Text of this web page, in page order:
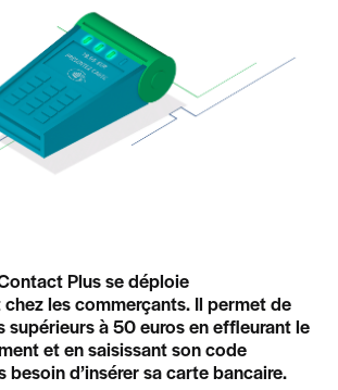
Plus se déploie
les commerçants. Il permet de
supérieurs à 50 euros en effleurant le
et en saisissant son code
d’insérer sa carte bancaire.